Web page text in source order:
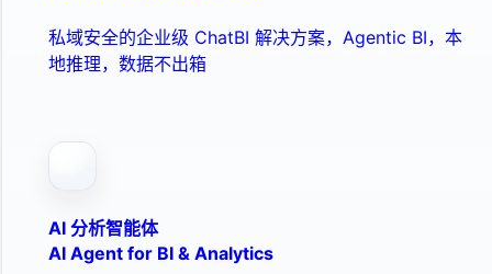
私域安全的企业级 ChatBI 解决方案，Agentic BI，本
地推理，数据不出箱
AI 分析智能体
AI Agent for BI & Analytics